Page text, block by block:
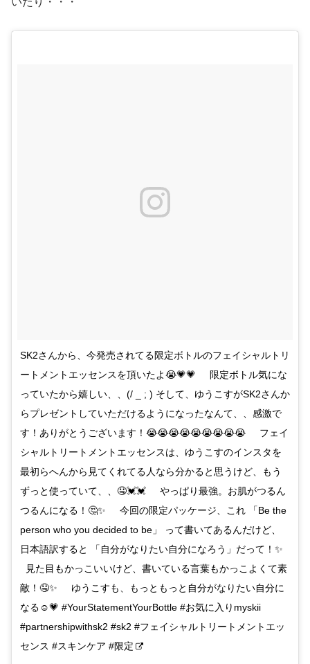
SK2さんから、今発売されてる限定ボトルのフェイシャルトリ
ートメントエッセンスを頂いたよ😭💗💗 ㅤ ㅤ ㅤ ㅤ 限定ボトル気にな
っていたから嬉しい、、(/ _ ; ) そして、ゆうこすがSK2さんか
らプレゼントしていただけるようになったなんて、、感激で
す！ありがとうございます！😭😭😭😭😭😭😭😭😭 ㅤ ㅤ ㅤ ㅤ フェイ
シャルトリートメントエッセンスは、ゆうこすのインスタを
最初らへんから見てくれてる人なら分かると思うけど、もう
ずっと使っていて、、🤤💓💓 ㅤ ㅤ ㅤ ㅤ やっぱり最強。お肌がつるん
つるんになる！🤔✨ ㅤ ㅤ ㅤ ㅤ 今回の限定パッケージ、これ 「Be the
person who you decided to be」 って書いてあるんだけど、
日本語訳すると 「自分がなりたい自分になろう」だって！✨ ㅤ ㅤ
ㅤ ㅤ 見た目もかっこいいけど、書いている言葉もかっこよくて素
敵！🤤✨ ㅤ ㅤ ㅤ ㅤ ゆうこすも、もっともっと自分がなりたい自分に
なる☺️💗 #YourStatementYourBottle #お気に入りmyskii
#partnershipwithsk2 #sk2 #フェイシャルトリートメントエッ
センス #スキンケア #限定